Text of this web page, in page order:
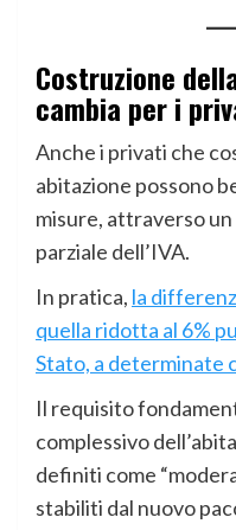
Costruzione
cambia per i
Anche i privati che
abitazione possono
misure, attraverso
parziale dell’IVA.
In pratica, la
quella ridotta al 6%
Stato, a determinate
Il requisito
complessivo
definiti come
stabiliti dal nuovo